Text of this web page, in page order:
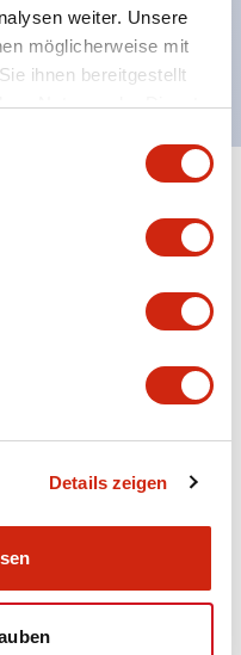
weiter. Unsere
möglicherweise mit
ihnen bereitgestellt
Nutzung der Dienste
Details zeigen
auf Φ22 Flash-
illuminated